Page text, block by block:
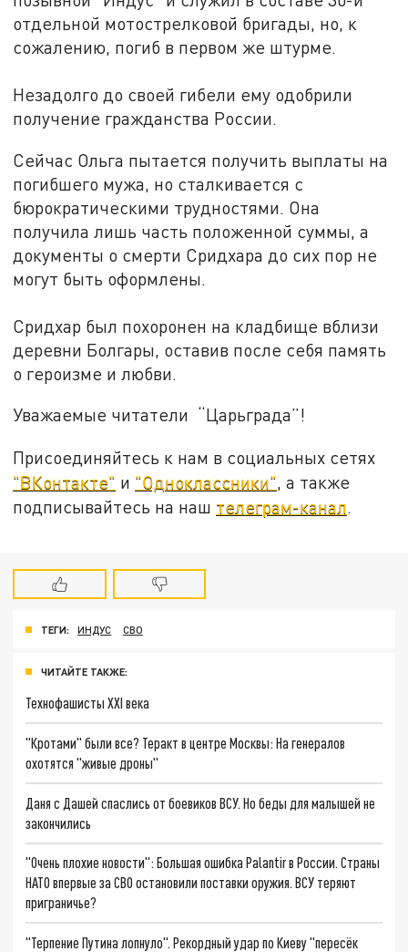
отдельной мотострелковой бригады, но, к
сожалению, погиб в первом же штурме.
Незадолго до своей гибели ему одобрили
получение гражданства России.
Сейчас Ольга пытается получить выплаты на
погибшего мужа, но сталкивается с
бюрократическими трудностями. Она
получила лишь часть положенной суммы, а
документы о смерти Сридхара до сих пор не
могут быть оформлены.
Сридхар был похоронен на кладбище вблизи
деревни Болгары, оставив после себя память
о героизме и любви.
Уважаемые читатели “Царьграда”!
Присоединяйтесь к нам в социальных сетях
"ВКонтакте" и "Одноклассники", а также
подписывайтесь на наш телеграм-канал.
ТЕГИ: ИНДУС СВО
ЧИТАЙТЕ ТАКЖЕ:
Технофашисты XXI века
"Кротами" были все? Теракт в центре Москвы: На генералов
охотятся "живые дроны"
Даня с Дашей спаслись от боевиков ВСУ. Но беды для малышей не
закончились
"Очень плохие новости": Большая ошибка Palantir в России. Страны
НАТО впервые за СВО остановили поставки оружия. ВСУ теряют
приграничье?
"Терпение Путина лопнуло". Рекордный удар по Киеву "пересёк